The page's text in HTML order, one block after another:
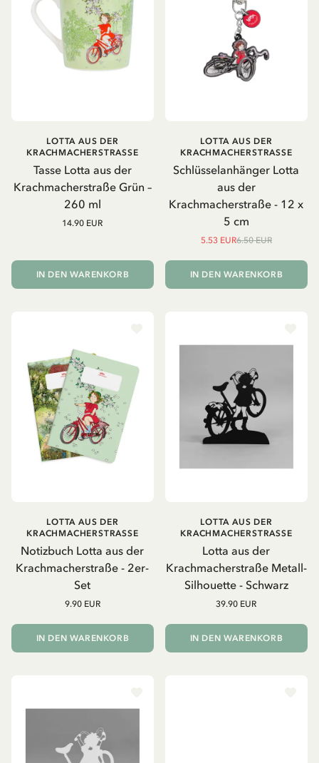
Tasse Lotta aus der
Krachmacherstraße Grün –
260 ml
LOTTA AUS DER
KRACHMACHERSTRASSE
14.90 EUR
IN DEN WARENKORB
Schlüsselanhänger Lotta
aus der
Krachmacherstraße - 12 x
5 cm
LOTTA AUS DER
KRACHMACHERSTRASSE
5.53 EUR6.50 EUR
IN DEN WARENKORB
Notizbuch Lotta aus der
Krachmacherstraße - 2er-
Set
LOTTA AUS DER
KRACHMACHERSTRASSE
9.90 EUR
IN DEN WARENKORB
Lotta aus der
Krachmacherstraße Metall-
Silhouette - Schwarz
LOTTA AUS DER
KRACHMACHERSTRASSE
39.90 EUR
IN DEN WARENKORB